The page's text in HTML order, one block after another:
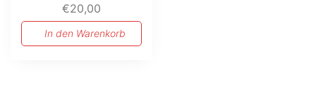
€20,00
In den Warenkorb